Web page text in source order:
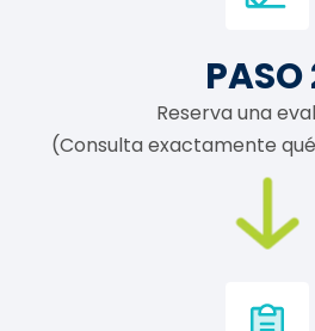
PASO
Reserva una
(Consulta exactamente